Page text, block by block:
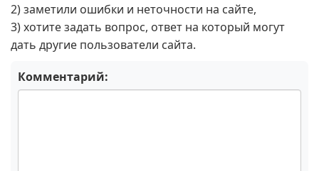
2) заметили ошибки и неточности на сайте,
3) хотите задать вопрос, ответ на который могут
дать другие пользователи сайта.
Комментарий: